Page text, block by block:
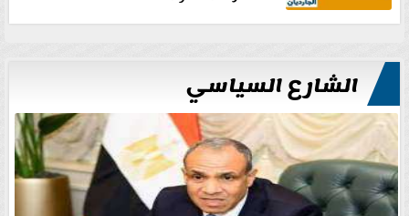
الشارع السياسي